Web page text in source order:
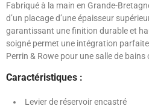
Fabriqué à la main en Grande-
d’un placage d’une épaisseur
garantissant une finition durable et
soigné permet une intégration
Perrin & Rowe pour une salle de
Caractéristiques :
Levier de réservoir encastré